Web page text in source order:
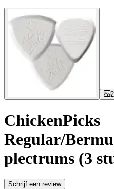
2
ChickenPicks
Regular/
plectrums (3
Schrijf een review